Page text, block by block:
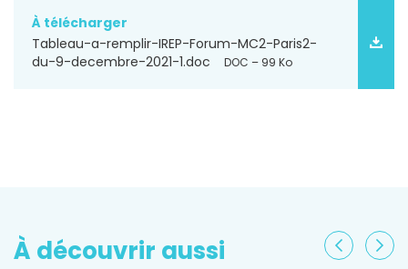
À télécharger
Tableau-a-remplir-IREP-Forum-MC2-Paris2-
du-9-decembre-2021-1.doc
DOC – 99 Ko
À découvrir aussi